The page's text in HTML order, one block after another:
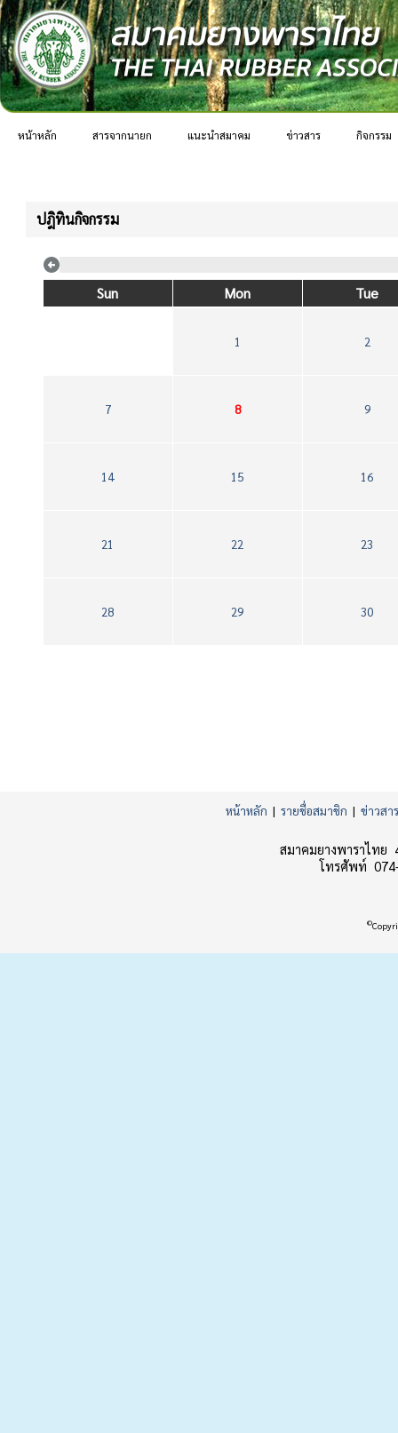
หน้าหลัก สารจากนายก แนะนำสมาคม ข่าวสาร กิจกรรม
ปฎิทินกิจกรรม
Sun Mon Tue
1 2
7 8 9
14 15 16
21 22 23
28 29 30
หน้าหลัก | รายชื่อสมาชิก | ข่าวสาร
สมาคมยางพาราไทย
โทรศัพท์
©